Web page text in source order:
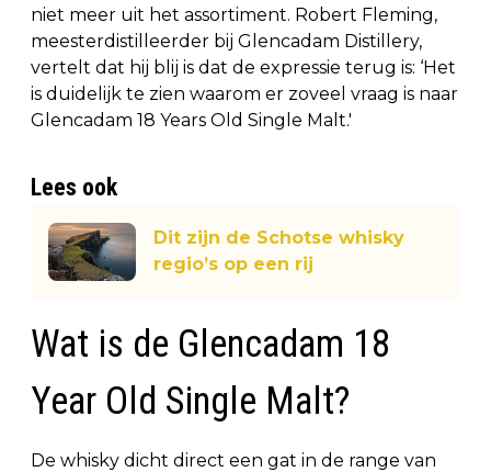
niet meer uit het assortiment. Robert Fleming,
meesterdistilleerder bij Glencadam Distillery,
vertelt dat hij blij is dat de expressie terug is: ‘Het
is duidelijk te zien waarom er zoveel vraag is naar
Glencadam 18 Years Old Single Malt.'
Lees ook
Dit zijn de Schotse whisky
regio’s op een rij
Wat is de Glencadam 18
Year Old Single Malt?
De whisky dicht direct een gat in de range van